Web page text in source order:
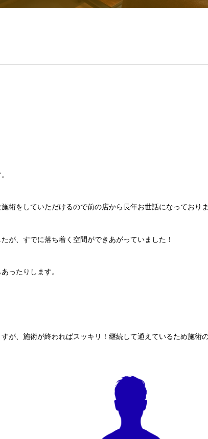
術をしていただけるので前の店から長年お世話になっておりま
が、すでに落ち着く空間ができあがっていました！
ったりします。
が、施術が終わればスッキリ！継続して通えているため施術